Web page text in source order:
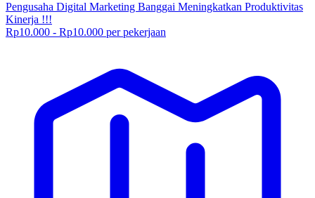
Pengusaha Digital Marketing Banggai Meningkatkan Produktivitas
Kinerja !!!
Rp10.000 - Rp10.000 per pekerjaan